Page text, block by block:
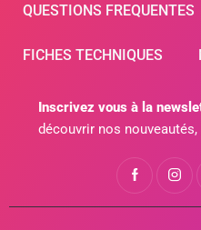
QUESTIONS FREQUENTES
FICHES TECHNIQUES
Inscrivez vous à la
découvrir nos